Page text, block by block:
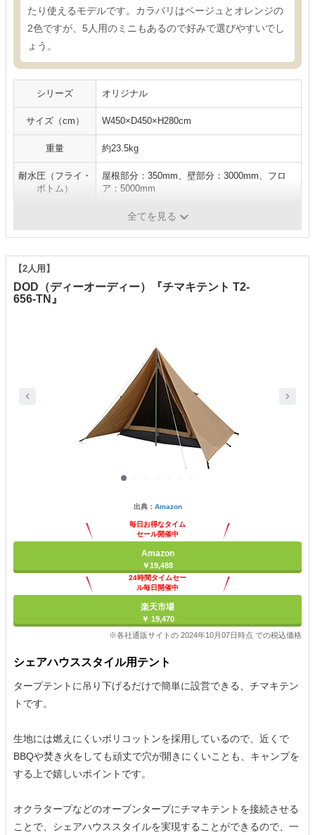
たり使えるモデルです。カラバリはベージュとオレンジの
2色ですが、5人用のミニもあるので好みで選びやすいでし
ょう。
シリーズ オリジナル
サイズ（cm） W450×D450×H280cm
重量 約23.5kg
耐水圧（フライ・
ボトム）
屋根部分：350mm、壁部分：3000mm、フロ
ア：5000mm
全てを見る
DOD（ディーオーディー）『チマキテント T2-
656-TN』
【2人用】
出典： Amazon
毎日お得なタイム
セール開催中
Amazon
￥19,488
24時間タイムセー
ル毎日開催中
楽天市場
￥ 19,470
※各社通販サイトの 2024年10月07日時点 での税込価格
シェアハウススタイル用テント
タープテントに吊り下げるだけで簡単に設営できる、チマキテン
トです。
生地には燃えにくいポリコットンを採用しているので、近くで
BBQや焚き火をしても頑丈で穴が開きにくいことも、キャンプを
する上で嬉しいポイントです。
オクラタープなどのオープンタープにチマキテントを接続させる
ことで、シェアハウススタイルを実現することができるので、一